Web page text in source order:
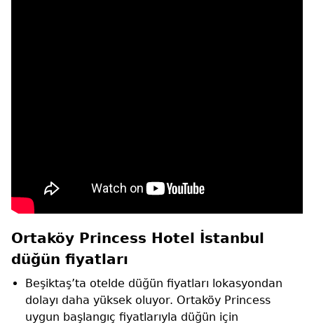
Ortaköy Princess Hotel İstanbul
düğün fiyatları
Beşiktaş’ta otelde düğün fiyatları lokasyondan
dolayı daha yüksek oluyor. Ortaköy Princess
uygun başlangıç fiyatlarıyla düğün için